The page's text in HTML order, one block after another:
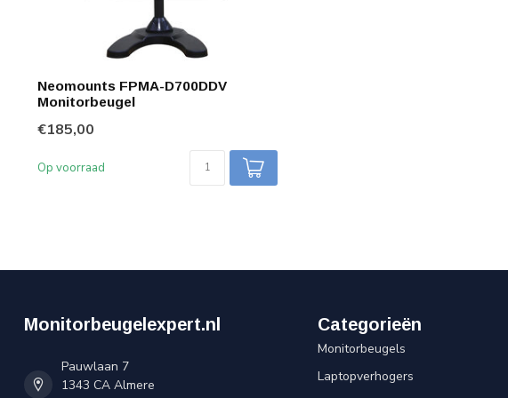
Neomounts FPMA-D700DDV
Monitorbeugel
€185,00
Op voorraad
Monitorbeugelexpert.nl
Pauwlaan 7
1343 CA Almere
Categorieën
Monitorbeugels
Laptopverhogers